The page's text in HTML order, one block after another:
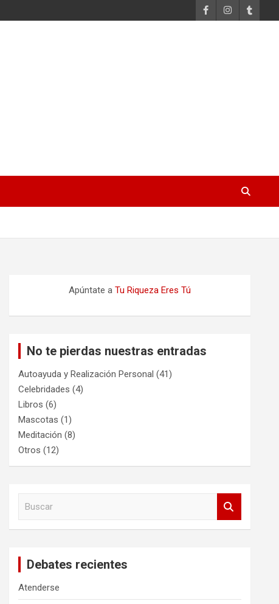
Apúntate aTu Riqueza Eres Tú
No te pierdas nuestras entradas
Autoayuda y Realización Personal (41)
Celebridades (4)
Libros (6)
Mascotas (1)
Meditación (8)
Otros (12)
Debates recientes
Atenderse